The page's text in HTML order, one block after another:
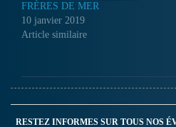
FRÈRES DE MER
10 janvier 2019
Article similaire
RESTEZ INFORMES SUR TOUS NOS